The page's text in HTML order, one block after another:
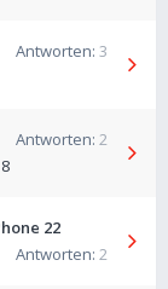
Antworten: 3
Antworten: 2
22
Antworten: 2